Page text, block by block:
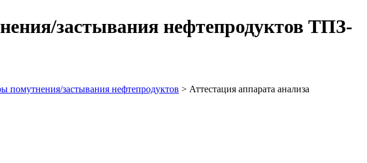
застывания нефтепродуктов ТПЗ-
помутнения/застывания нефтепродуктов > Аттестация аппарата анализа